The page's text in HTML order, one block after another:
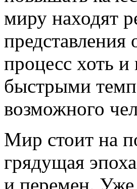
миру находят
процесс хоть и
быстрыми
возможного
Мир стоит на
грядущая